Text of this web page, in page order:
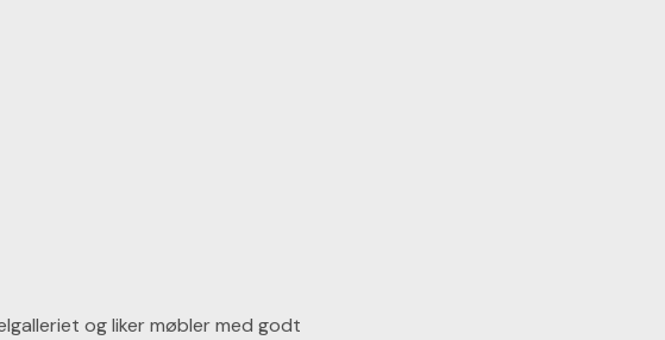
og liker møbler med godt